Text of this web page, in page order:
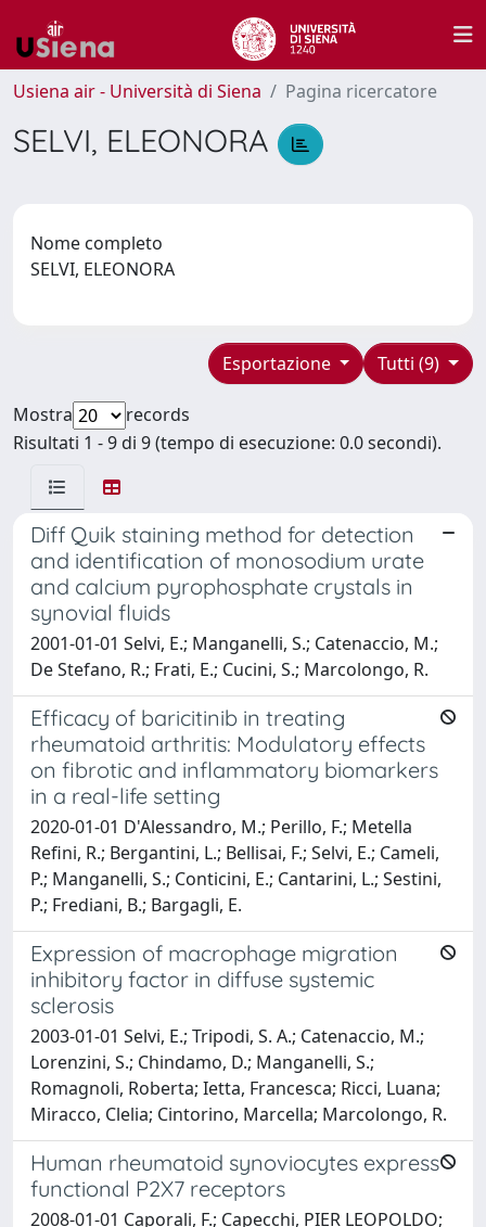
Usiena air - Università di Siena Pagina ricercatore
SELVI, ELEONORA
Nome completo
SELVI, ELEONORA
Tutti (9)
Esportazione
Mostra
records
Risultati 1 - 9 di 9 (tempo di esecuzione: 0.0 secondi).
Diff Quik staining method for detection
and identification of monosodium urate
and calcium pyrophosphate crystals in
synovial fluids
2001-01-01 Selvi, E.; Manganelli, S.; Catenaccio, M.;
De Stefano, R.; Frati, E.; Cucini, S.; Marcolongo, R.
Efficacy of baricitinib in treating
rheumatoid arthritis: Modulatory effects
on fibrotic and inflammatory biomarkers
in a real-life setting
2020-01-01 D'Alessandro, M.; Perillo, F.; Metella
Refini, R.; Bergantini, L.; Bellisai, F.; Selvi, E.; Cameli,
P.; Manganelli, S.; Conticini, E.; Cantarini, L.; Sestini,
P.; Frediani, B.; Bargagli, E.
Expression of macrophage migration
inhibitory factor in diffuse systemic
sclerosis
2003-01-01 Selvi, E.; Tripodi, S. A.; Catenaccio, M.;
Lorenzini, S.; Chindamo, D.; Manganelli, S.;
Romagnoli, Roberta; Ietta, Francesca; Ricci, Luana;
Miracco, Clelia; Cintorino, Marcella; Marcolongo, R.
Human rheumatoid synoviocytes express
functional P2X7 receptors
2008-01-01 Caporali, F.; Capecchi, PIER LEOPOLDO;